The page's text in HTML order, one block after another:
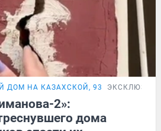
ДОМ НА КАЗАХСКОЙ, 93 ЭКСКЛЮЗИВ
2»:
дома